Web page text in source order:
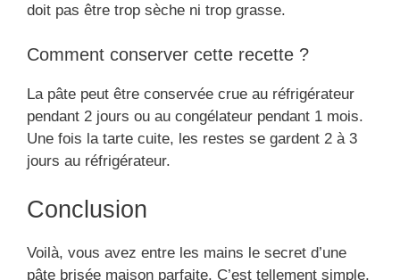
doit pas être trop sèche ni trop grasse.
Comment conserver cette recette ?
La pâte peut être conservée crue au réfrigérateur
pendant 2 jours ou au congélateur pendant 1 mois.
Une fois la tarte cuite, les restes se gardent 2 à 3
jours au réfrigérateur.
Conclusion
Voilà, vous avez entre les mains le secret d’une
pâte brisée maison parfaite. C’est tellement simple,